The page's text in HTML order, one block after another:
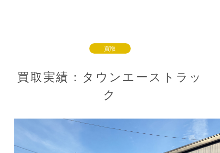
買取
買取実績：タウンエーストラッ
ク